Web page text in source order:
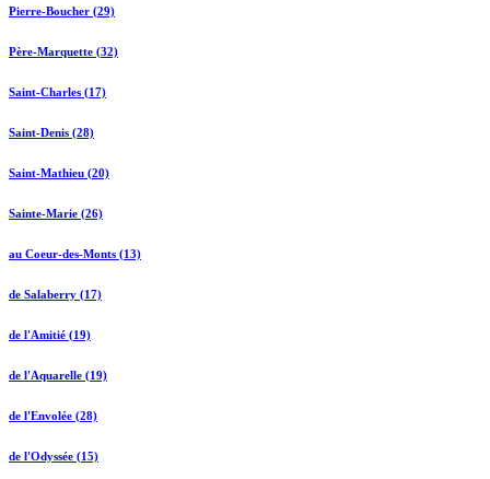
Pierre-Boucher (29)
Père-Marquette (32)
Saint-Charles (17)
Saint-Denis (28)
Saint-Mathieu (20)
Sainte-Marie (26)
au Coeur-des-Monts (13)
de Salaberry (17)
de l'Amitié (19)
de l'Aquarelle (19)
de l'Envolée (28)
de l'Odyssée (15)